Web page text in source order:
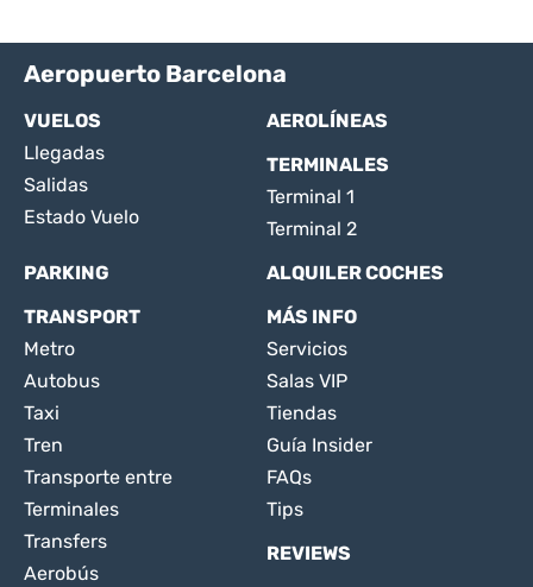
Aeropuerto Barcelona
VUELOS
Llegadas
Salidas
Estado Vuelo
AEROLÍNEAS
TERMINALES
Terminal 1
Terminal 2
PARKING
ALQUILER COCHES
TRANSPORT
Metro
Autobus
Taxi
Tren
Transporte entre
Terminales
Transfers
Aerobús
MÁS INFO
Servicios
Salas VIP
Tiendas
Guía Insider
FAQs
Tips
REVIEWS